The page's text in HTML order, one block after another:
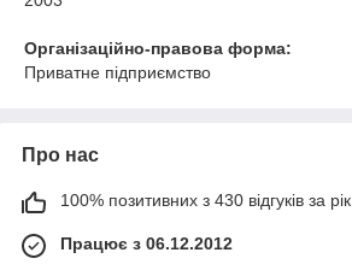
Організаційно-правова форма:
Приватне підприємство
Про нас
100% позитивних з 430 відгуків за рік
Працює з 06.12.2012